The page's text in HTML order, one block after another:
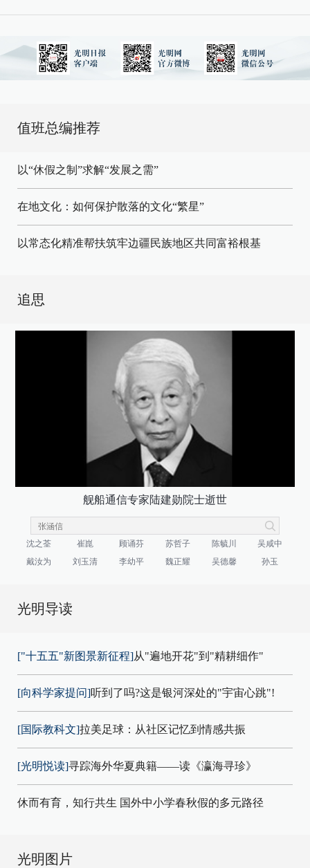
值班总编推荐
以“休假之制”求解“发展之需”
在地文化：如何保护散落的文化“繁星”
以常态化精准帮扶筑牢边疆民族地区共同富裕根基
追思
舰船通信专家陆建勋院士逝世
沈之荃 崔崑 顾诵芬 苏哲子 陈毓川
吴咸中
戴汝为
刘玉清 李幼平 魏正耀 吴德馨 孙玉
光明导读
["十五五"新图景新征程]从"遍地开花"到"精耕细作"
[向科学家提问]听到了吗?这是银河深处的"宇宙心跳"!
[国际教科文]拉美足球：从社区记忆到情感共振
[光明悦读]寻踪海外华夏典籍——读《瀛海寻珍》
休而有育，知行共生 国外中小学春秋假的多元路径
光明图片